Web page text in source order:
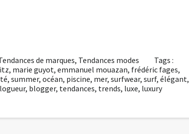
de marques, Tendances modes
Tags :
, marie guyot, emmanuel mouazan, frédéric fages,
, summer, océan, piscine, mer, surfwear, surf, élégant,
, blogger, tendances, trends, luxe, luxury